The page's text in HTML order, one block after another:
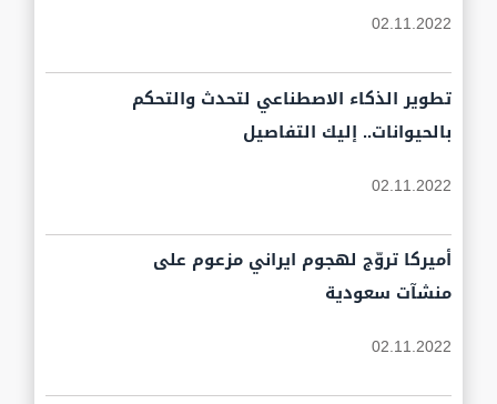
02.11.2022
تطوير الذكاء الاصطناعي لتحدث والتحكم
بالحيوانات.. إليك التفاصيل
02.11.2022
أميركا تروّج لهجوم ايراني مزعوم على
منشآت سعودية
02.11.2022